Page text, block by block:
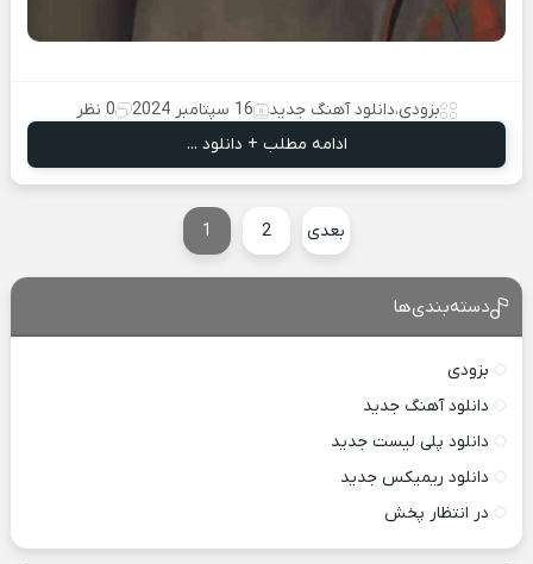
بزودی،دانلود آهنگ جدید 16 سپتامبر 2024
0 نظر
ادامه مطلب + دانلود ...
1 2 بعدی
دسته‌بندی‌ها
بزودی
دانلود آهنگ جدید
دانلود پلی لیست جدید
دانلود ریمیکس جدید
در انتظار پخش